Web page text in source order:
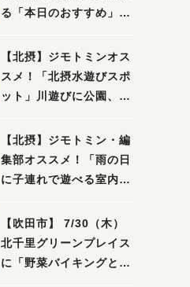
る「本日のおすすめ」で
【北摂】ジモトミンオス
スメ！「北摂水遊びスポ
ット」川遊びに公園、プ
吹田・茨木・高槻）
【北摂】ジモトミン・編
集部オススメ！「雨の日
に子連れで遊べる室内ス
箕面・吹田・豊中・茨
木・池田）
【吹田市】 7/30（木）
北千里グリーンプレイス
に「野菜バイキングと飲